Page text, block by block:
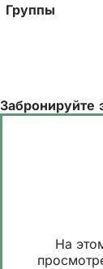
Группы
Забронируйте
На